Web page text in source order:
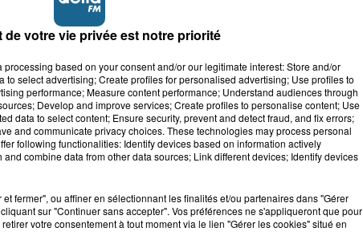
allé
Disparition inquiétante à
Cappelle-la-Grande : Michael,
41 ans...
de votre vie privée est notre priorité
processing based on your consent and/or our legitimate interest: Store and/or
select advertising; Create profiles for personalised advertising; Use profiles to
performance; Measure content performance; Understand audiences through
Develop and improve services; Create profiles to personalise content; Use
data to select content; Ensure security, prevent and detect fraud, and fix errors;
and communicate privacy choices. These technologies may process personal
following functionalities: Identify devices based on information actively
combine data from other data sources; Link different devices; Identify devices
fermer", ou affiner en sélectionnant les finalités et/ou partenaires dans "Gérer
sur "Continuer sans accepter". Vos préférences ne s'appliqueront que pour
votre consentement à tout moment via le lien "Gérer les cookies" situé en